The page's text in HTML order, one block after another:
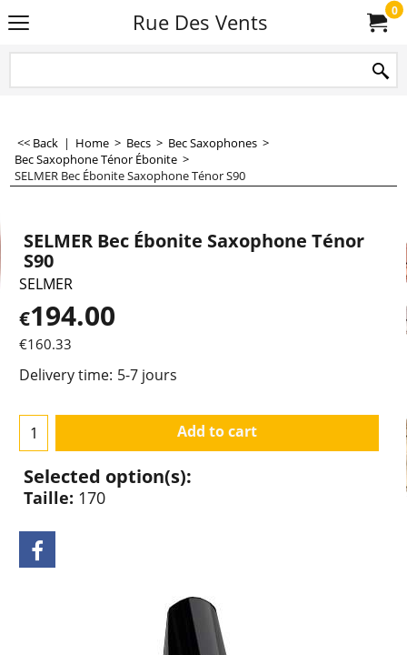
Rue Des Vents 0
<< Back | Home > Becs > Bec Saxophones >
Bec Saxophone Ténor Ébonite >
SELMER Bec Ébonite Saxophone Ténor S90
SELMER Bec Ébonite Saxophone Ténor
S90
SELMER
€194.00
€160.33
Delivery time: 5-7 jours
Add to cart
Selected option(s):
Taille: 170